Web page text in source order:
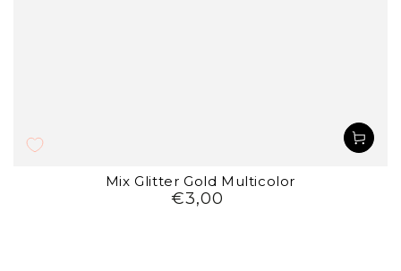
Mix Glitter Gold Multicolor
Preço
€3,00